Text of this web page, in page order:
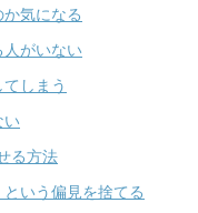
気になる
がいない
しまう
い
る方法
いう偏見を捨てる